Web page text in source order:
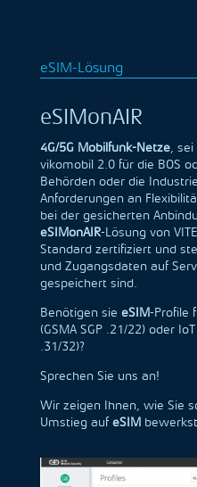
eSIM-Lösung
eSIMonAIR
4G/5G Mobilfunk-Netze, sei
vikomobil 2.0 für die BOS
Behörden oder die
Anforderungen an
bei der gesicherten
eSIMonAIR-Lösung von
Standard zertifiziert und
und Zugangsdaten auf
gespeichert sind.
Benötigen sie eSIM-Profile
(GSMA SGP .21/22) oder
.31/32)?
Sprechen Sie uns an!
Wir zeigen Ihnen, wie Sie
Umstieg auf eSIM